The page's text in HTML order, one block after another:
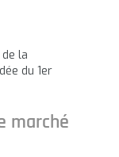
la
du 1er
marché